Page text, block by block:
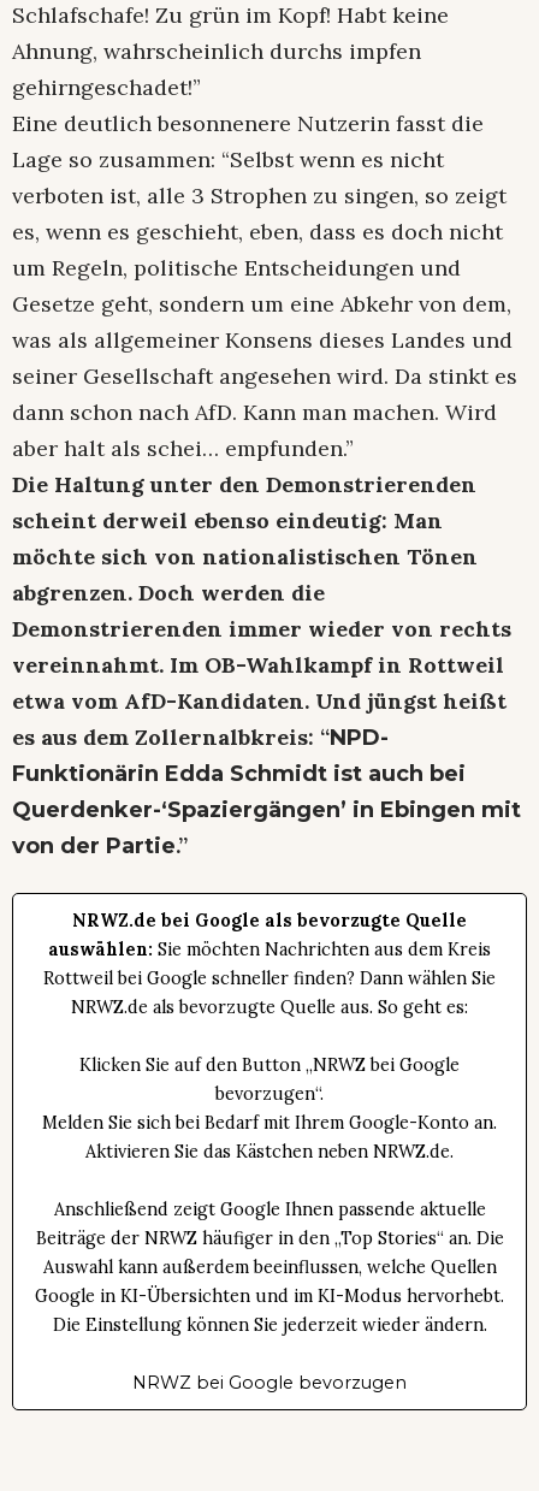
Schlafschafe! Zu grün im Kopf! Habt keine
Ahnung, wahrscheinlich durchs impfen
gehirngeschadet!”
Eine deutlich besonnenere Nutzerin fasst die
Lage so zusammen: “Selbst wenn es nicht
verboten ist, alle 3 Strophen zu singen, so zeigt
es, wenn es geschieht, eben, dass es doch nicht
um Regeln, politische Entscheidungen und
Gesetze geht, sondern um eine Abkehr von dem,
was als allgemeiner Konsens dieses Landes und
seiner Gesellschaft angesehen wird. Da stinkt es
dann schon nach AfD. Kann man machen. Wird
aber halt als schei… empfunden.”
Die Haltung unter den Demonstrierenden
scheint derweil ebenso eindeutig: Man
möchte sich von nationalistischen Tönen
abgrenzen. Doch werden die
Demonstrierenden immer wieder von rechts
vereinnahmt. Im OB-Wahlkampf in Rottweil
etwa vom AfD-Kandidaten. Und jüngst heißt
es aus dem Zollernalbkreis: “NPD-
Funktionärin Edda Schmidt ist auch bei
Querdenker-‘Spaziergängen’ in Ebingen mit
von der Partie.”
NRWZ.de bei Google als bevorzugte Quelle
auswählen: Sie möchten Nachrichten aus dem Kreis
Rottweil bei Google schneller finden? Dann wählen Sie
NRWZ.de als bevorzugte Quelle aus. So geht es:
Klicken Sie auf den Button „NRWZ bei Google
bevorzugen“.
Melden Sie sich bei Bedarf mit Ihrem Google-Konto an.
Aktivieren Sie das Kästchen neben NRWZ.de.
Anschließend zeigt Google Ihnen passende aktuelle
Beiträge der NRWZ häufiger in den „Top Stories“ an. Die
Auswahl kann außerdem beeinflussen, welche Quellen
Google in KI-Übersichten und im KI-Modus hervorhebt.
Die Einstellung können Sie jederzeit wieder ändern.
NRWZ bei Google bevorzugen